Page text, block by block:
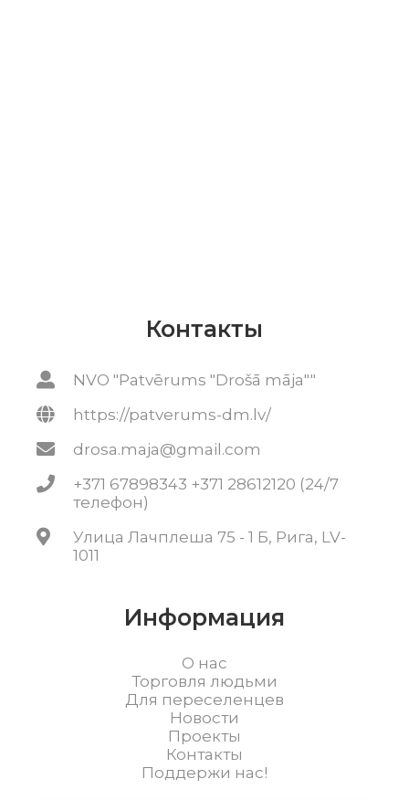
Контакты
NVO "Patvērums "Drošā māja""
https://patverums-dm.lv/
drosa.maja@gmail.com
+371 67898343 +371 28612120 (24/7
телефон)
Улица Лачплеша 75 - 1 Б, Рига, LV-
1011
Информация
О нас
Торговля людьми
Для переселенцев
Новости
Проекты
Контакты
Поддержи нас!